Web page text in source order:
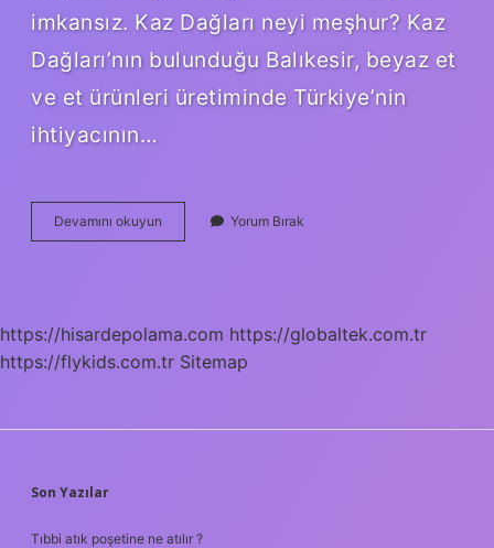
imkansız. Kaz Dağları neyi meşhur? Kaz
Dağları’nın bulunduğu Balıkesir, beyaz et
ve et ürünleri üretiminde Türkiye’nin
ihtiyacının…
Devamını okuyun
Dağları
Yorum Bırak
https://hisardepolama.com https://globaltek.com.tr
https://flykids.com.tr Sitemap
SIDEBAR
Son Yazılar
Tıbbi atık poşetine ne atılır ?